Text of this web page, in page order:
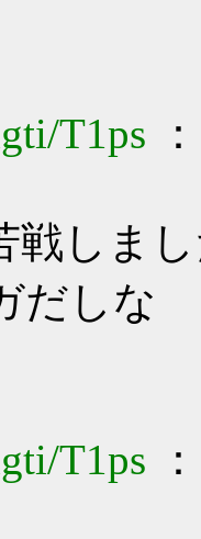
T1ps
戦しま
だしな
T1ps